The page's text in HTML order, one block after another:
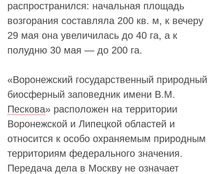
распространился: начальная площадь
возгорания составляла 200 кв. м, к вечеру
29 мая она увеличилась до 40 га, а к
полудню 30 мая — до 200 га.
«Воронежский государственный природный
биосферный заповедник имени В.М.
Пескова» расположен на территории
Воронежской и Липецкой областей и
относится к особо охраняемым природным
территориям федерального значения.
Передача дела в Москву не означает